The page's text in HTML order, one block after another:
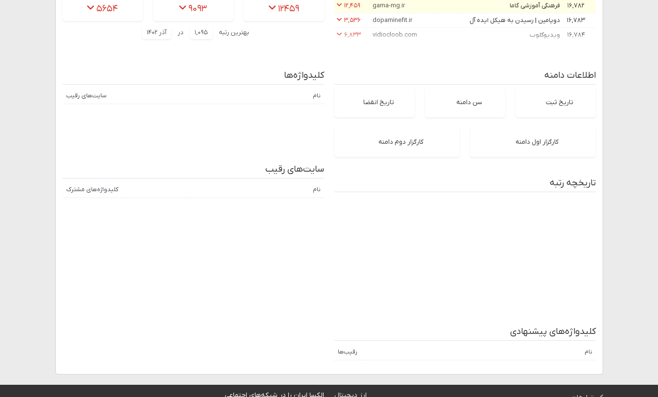
۱۶,۷۸۲
فرهنگی آموزشی گاما gama-mg.ir
۱۲,۴۵۹
۱۶,۷۸۳
دوپامین | رسیدن به هیکل ایده آل dopaminefit.ir
۳,۵۳۶
۱۶,۷۸۴
ویدیوکلوب vidiocloob.com ۶,۸۳۳
۱۲۴۵۹ ۹۰۹۳ ۵۶۵۴
بهترین رتبه ۱,۰۹۵ در آذر ۱۴۰۲
اطلاعات دامنه
تاریخ ثبت سن دامنه تاریخ انقضا
کارگزار اول دامنه کارگزار دوم دامنه
کلیدواژه‌ها
نام سایت‌های رقیب
تاریخچه رتبه
سایت‌های رقیب
نام کلیدواژه‌های مشترک
کلیدواژه‌های پیشنهادی
نام رقیب‌ها
ارز دیجیتال الکسا ایران را در شبکه‌های اجتماعی